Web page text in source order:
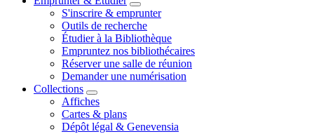
S'inscrire & emprunter
Outils de recherche
Étudier à la Bibliothèque
Empruntez nos bibliothécaires
Réserver une salle de réunion
Demander une numérisation
Collections
Affiches
Cartes & plans
Dépôt légal & Genevensia